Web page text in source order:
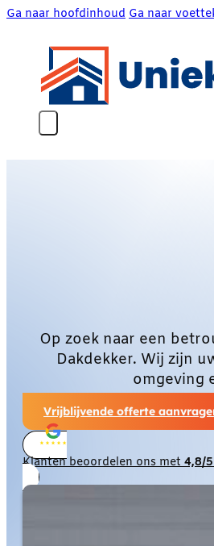
Ga naar hoofdinhoud Ga naar
Op zoek naar een
Dakdekker. Wij zijn
omgeving
Vrijblijvende offerte
Klanten beoordelen ons met4,8/5